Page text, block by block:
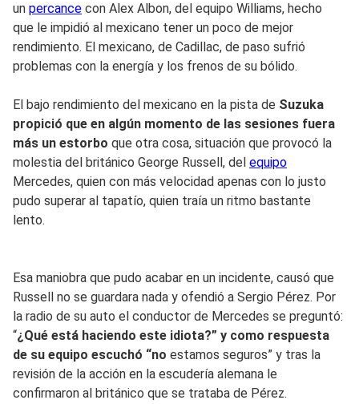
un percance con Alex Albon, del equipo Williams, hecho
que le impidió al mexicano tener un poco de mejor
rendimiento. El mexicano, de Cadillac, de paso sufrió
problemas con la energía y los frenos de su bólido.
El bajo rendimiento del mexicano en la pista de Suzuka
propició que en algún momento de las sesiones fuera
más un estorbo que otra cosa, situación que provocó la
molestia del británico George Russell, del equipo
Mercedes, quien con más velocidad apenas con lo justo
pudo superar al tapatío, quien traía un ritmo bastante
lento.
Esa maniobra que pudo acabar en un incidente, causó que
Russell no se guardara nada y ofendió a Sergio Pérez. Por
la radio de su auto el conductor de Mercedes se preguntó:
“¿Qué está haciendo este idiota?” y como respuesta
de su equipo escuchó “no estamos seguros” y tras la
revisión de la acción en la escudería alemana le
confirmaron al británico que se trataba de Pérez.